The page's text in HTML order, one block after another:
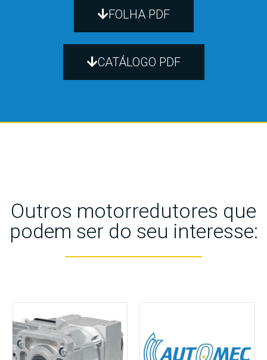
FOLHA PDF
CATÁLOGO PDF
Outros motorredutores que
podem ser do seu interesse: